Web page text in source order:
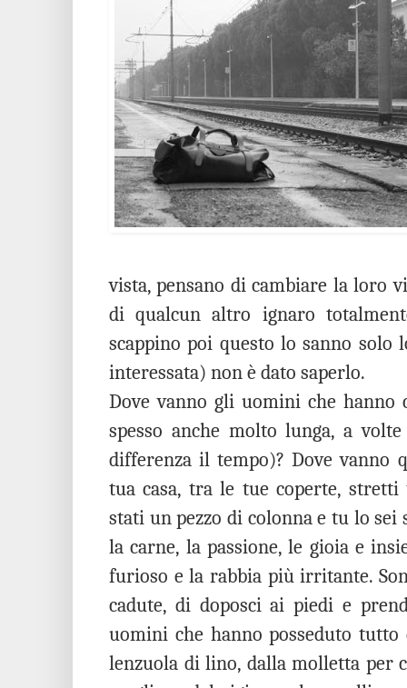
vista, pensano di cambiare la loro
di qualcun altro ignaro
scappino poi questo lo sanno
interessata) non è dato saperlo.
Dove vanno gli uomini che hanno
spesso anche molto lunga, a
differenza il tempo)? Dove vanno
tua casa, tra le tue coperte,
stati un pezzo di colonna e tu lo
la carne, la passione, le gioia e
furioso e la rabbia più irritante.
cadute, di doposci ai piedi e
uomini che hanno posseduto
lenzuola di lino, dalla molletta per